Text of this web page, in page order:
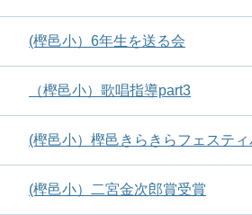
(樫邑小）6年生を送る会
（樫邑小）歌唱指導part3
(樫邑小）樫邑きらきらフェステ
(樫邑小）二宮金次郎賞受賞